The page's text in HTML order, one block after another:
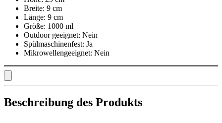
Breite: 9 cm
Länge: 9 cm
Größe: 1000 ml
Outdoor geeignet: Nein
Spülmaschinenfest: Ja
Mikrowellengeeignet: Nein
Beschreibung des Produkts